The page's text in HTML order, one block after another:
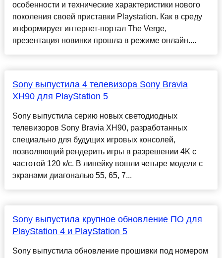
особенности и технические характеристики нового
поколения своей приставки Playstation. Как в среду
информирует интернет-портал The Verge,
презентация новинки прошла в режиме онлайн....
Sony выпустила 4 телевизора Sony Bravia
XH90 для PlayStation 5
Sony выпустила серию новых светодиодных
телевизоров Sony Bravia XH90, разработанных
специально для будущих игровых консолей,
позволяющий рендерить игры в разрешении 4K с
частотой 120 к/с. В линейку вошли четыре модели с
экранами диагональю 55, 65, 7...
Sony выпустила крупное обновление ПО для
PlayStation 4 и PlayStation 5
Sony выпустила обновление прошивки под номером